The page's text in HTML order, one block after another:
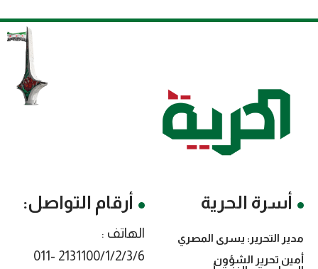
أسرة الحرية
مدير التحرير: يسرى المصري
أمين تحرير الشؤون
أرقام التواصل:
الهاتف :
2131100/1/2/3/6 -011